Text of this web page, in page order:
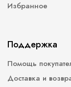
Избранное
Поддержка
Помощь
Доставка и